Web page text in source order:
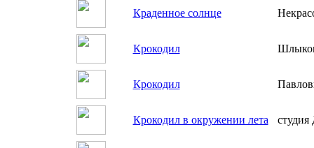
Краденное солнце
Крокодил
Крокодил
Крокодил в окружении лета студия